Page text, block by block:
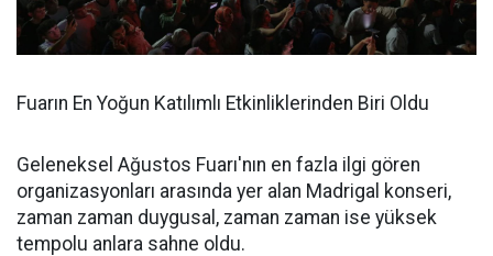
Fuarın En Yoğun Katılımlı Etkinliklerinden Biri Oldu
Geleneksel Ağustos Fuarı'nın en fazla ilgi gören
organizasyonları arasında yer alan Madrigal konseri,
zaman zaman duygusal, zaman zaman ise yüksek
tempolu anlara sahne oldu.